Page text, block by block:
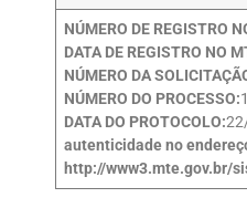
NÚMERO DE REGISTRO
DATA DE REGISTRO NO
NÚMERO DA
NÚMERO DO PROCESSO:
DATA DO PROTOCOLO:
autenticidade no
http://www3.mte.gov.br/